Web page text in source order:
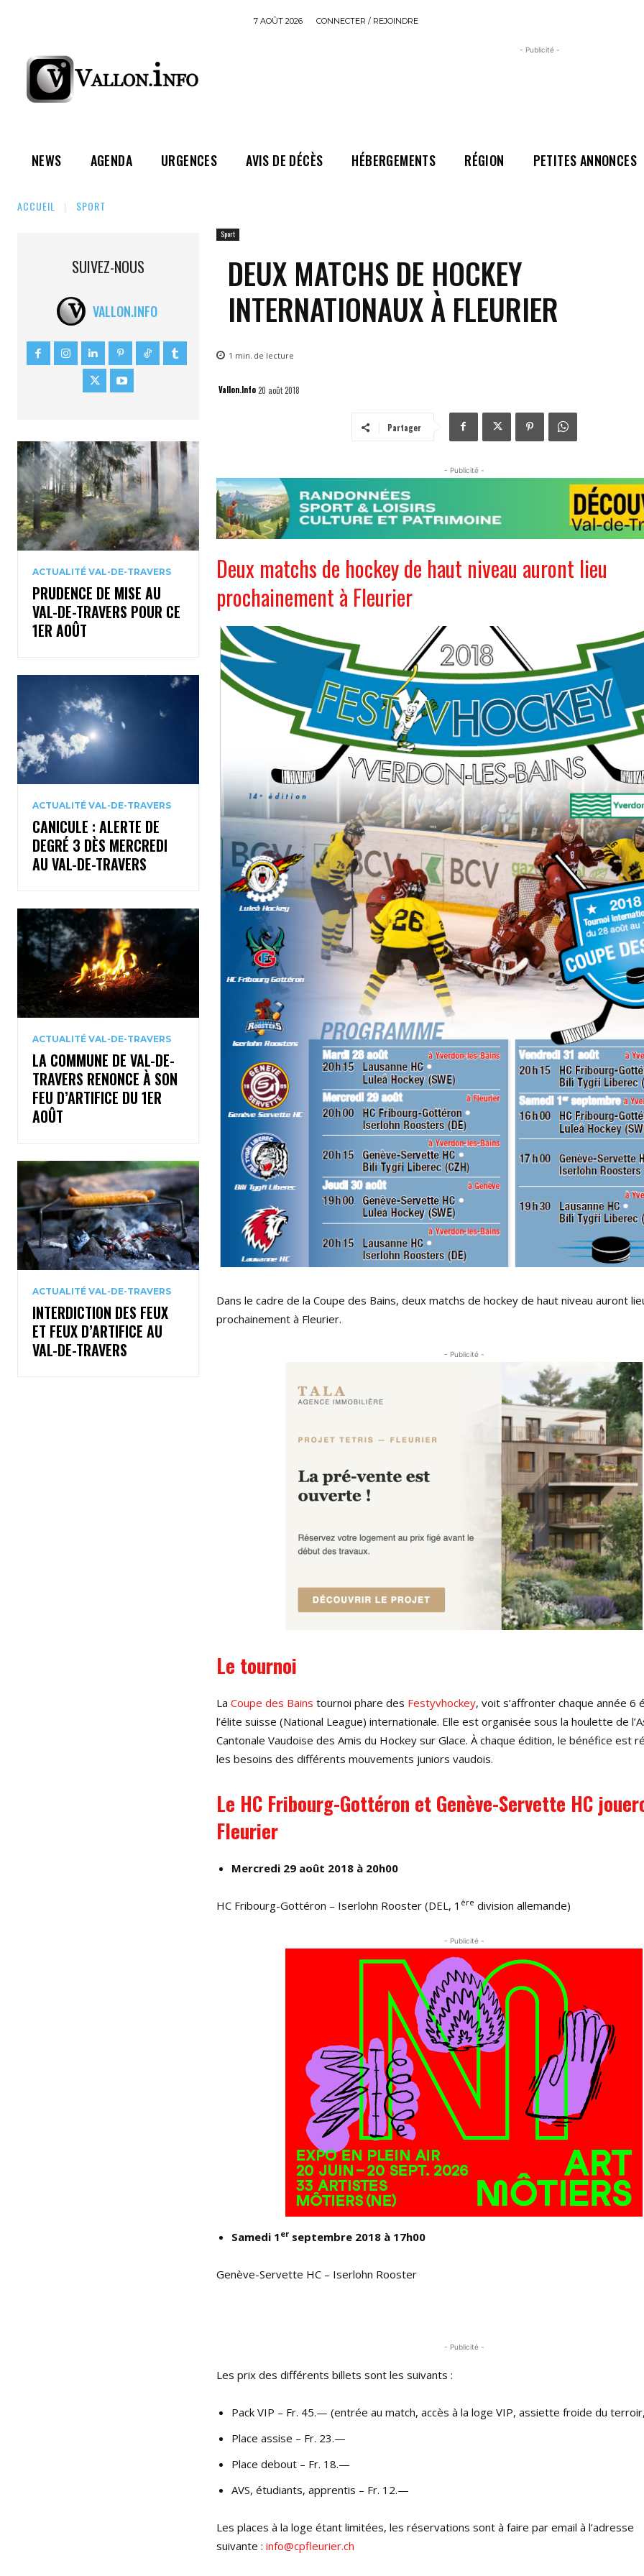
7 AOÛT 2026 CONNECTER / REJOINDRE
- Publicité -
NEWS AGENDA URGENCES AVIS DE DÉCÈS HÉBERGEMENTS RÉGION PETITES ANNONCES
ACCUEIL SPORT
SUIVEZ-NOUS
VALLON.INFO
ACTUALITÉ VAL-DE-TRAVERS
PRUDENCE DE MISE AU
VAL-DE-TRAVERS POUR CE
1ER AOÛT
ACTUALITÉ VAL-DE-TRAVERS
CANICULE : ALERTE DE
DEGRÉ 3 DÈS MERCREDI
AU VAL-DE-TRAVERS
ACTUALITÉ VAL-DE-TRAVERS
LA COMMUNE DE VAL-DE-
TRAVERS RENONCE À SON
FEU D’ARTIFICE DU 1ER
AOÛT
ACTUALITÉ VAL-DE-TRAVERS
INTERDICTION DES FEUX
ET FEUX D’ARTIFICE AU
VAL-DE-TRAVERS
Sport
DEUX MATCHS DE HOCKEY
INTERNATIONAUX À FLEURIER
1 min. de lecture
Vallon.Info20 août 2018
Partager
- Publicité -
Deux matchs de hockey de haut niveau auront lieu
prochainement à Fleurier
Dans le cadre de la Coupe des Bains, deux matchs de hockey de haut niveau auront
prochainement à Fleurier.
- Publicité -
Le tournoi
LaCoupe des Bains tournoi phare des Festyvhockey, voit s’affronter chaque année 6
l’élite suisse (National League) internationale. Elle est organisée sous la houlette de
Cantonale Vaudoise des Amis du Hockey sur Glace. À chaque édition, le bénéfice est
les besoins des différents mouvements juniors vaudois.
Le HC Fribourg-Gottéron et Genève-Servette HC
Fleurier
Mercredi 29 août 2018 à 20h00
HC Fribourg-Gottéron – Iserlohn Rooster (DEL, 1 ère division allemande)
- Publicité -
Samedi 1 er septembre 2018 à 17h00
Genève-Servette HC – Iserlohn Rooster
- Publicité -
Les prix des différents billets sont les suivants :
Pack VIP – Fr. 45.— (entrée au match, accès à la loge VIP, assiette froide du
Place assise – Fr. 23.—
Place debout – Fr. 18.—
AVS, étudiants, apprentis – Fr. 12.—
Les places à la loge étant limitées, les réservations sont à faire par email à l’adresse
suivante :info@cpfleurier.ch